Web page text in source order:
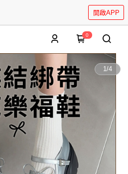
開啟APP
0
1/4